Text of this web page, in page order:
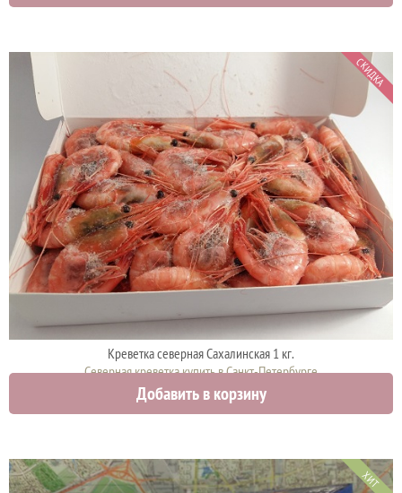
СКИДКА
Креветка северная Сахалинская 1 кг.
Северная креветка купить в Санкт-Петербурге
2500 руб. 2200 руб.
Добавить в корзину
ХИТ